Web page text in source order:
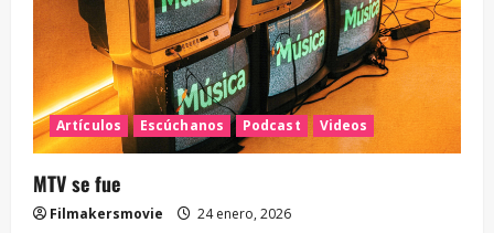
Artículos Escúchanos Podcast Videos
MTV se fue
Filmakersmovie 24 enero, 2026